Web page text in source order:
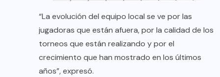
“La evolución del equipo local se ve por las
jugadoras que están afuera, por la calidad de los
torneos que están realizando y por el
crecimiento que han mostrado en los últimos
años”, expresó.